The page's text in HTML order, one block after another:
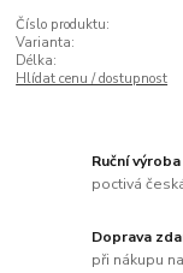
Číslo produktu:
Varianta:
Délka:
Hlídat cenu / dostupnost
Ruční výroba
poctivá
Doprava
při nákupu